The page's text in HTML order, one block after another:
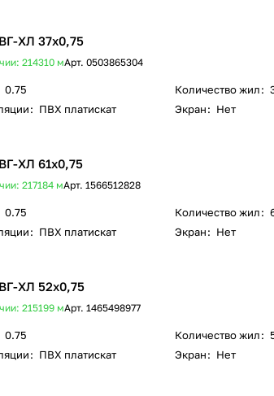
ХЛ 37х0,75
214310 мАрт. 0503865304
0.75 Количество жил:
: ПВХ платискат Экран: Нет
ХЛ 61х0,75
217184 мАрт. 1566512828
0.75 Количество жил:
: ПВХ платискат Экран: Нет
ХЛ 52х0,75
215199 мАрт. 1465498977
0.75 Количество жил:
: ПВХ платискат Экран: Нет